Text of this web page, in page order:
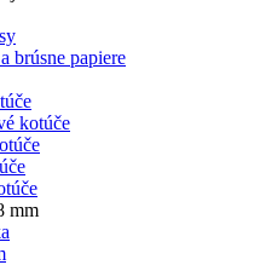
brúsne papiere
kotúče
mm